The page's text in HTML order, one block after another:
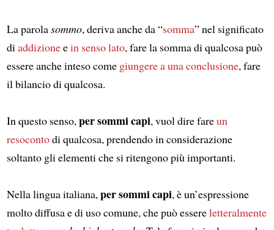
La parolasommo, deriva anche da “somma” nel significato
di addizioneein senso lato, fare la somma di qualcosa può
essere anche inteso come giungere a una conclusione, fare
il bilancio di qualcosa.
In questo senso, per sommi capi, vuol dire fareun
resocontodi qualcosa, prendendo in considerazione
soltanto gli elementi che si ritengono più importanti.
Nella lingua italiana, per sommi capi, è un’espressione
molto diffusa e di uso comune, che può essereletteralmente